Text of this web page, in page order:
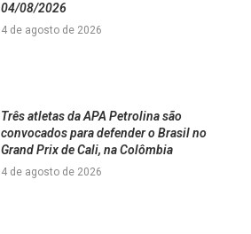
04/08/2026
4 de agosto de 2026
Três atletas da APA Petrolina são
convocados para defender o Brasil no
Grand Prix de Cali, na Colômbia
4 de agosto de 2026